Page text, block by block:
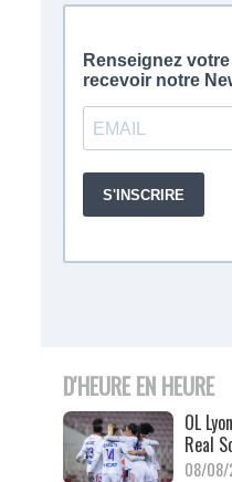
D'HEURE EN HEURE
OL
Real
08/08/